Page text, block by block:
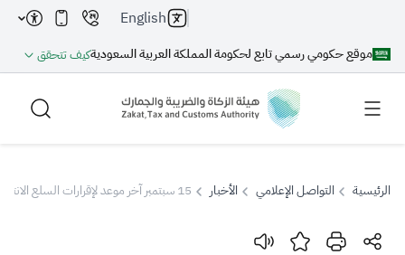
موقع حكومي رسمي تابع لحكومة المملكة العربية السعوديةكيف تتحقق
English
بحث
الرئيسية التواصل الإعلامي الأخبار 15 سبتمبر آخر موعد لإقرارات السلع الانتقائية